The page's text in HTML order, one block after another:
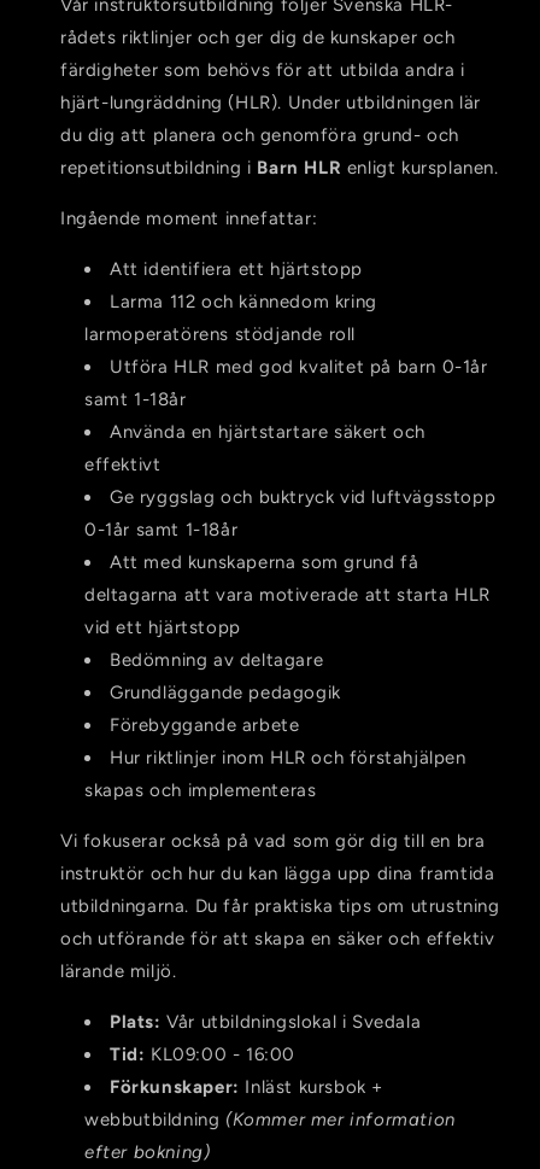
Vår instruktörsutbildning följer Svenska HLR-
rådets riktlinjer och ger dig de kunskaper och
färdigheter som behövs för att utbilda andra i
hjärt-lungräddning (HLR). Under utbildningen lär
du dig att planera och genomföra grund- och
repetitionsutbildning i Barn HLR enligt kursplanen.
Ingående moment innefattar:
Att identifiera ett hjärtstopp
Larma 112 och kännedom kring
larmoperatörens stödjande roll
Utföra HLR med god kvalitet på barn 0-1år
samt 1-18år
Använda en hjärtstartare säkert och
effektivt
Ge ryggslag och buktryck vid luftvägsstopp
0-1år samt 1-18år
Att med kunskaperna som grund få
deltagarna att vara motiverade att starta HLR
vid ett hjärtstopp
Bedömning av deltagare
Grundläggande pedagogik
Förebyggande arbete
Hur riktlinjer inom HLR och förstahjälpen
skapas och implementeras
Vi fokuserar också på vad som gör dig till en bra
instruktör och hur du kan lägga upp dina framtida
utbildningarna. Du får praktiska tips om utrustning
och utförande för att skapa en säker och effektiv
lärande miljö.
Plats: Vår utbildningslokal i Svedala
Tid: KL09:00 - 16:00
Förkunskaper: Inläst kursbok +
webbutbildning (Kommer mer information
efter bokning)